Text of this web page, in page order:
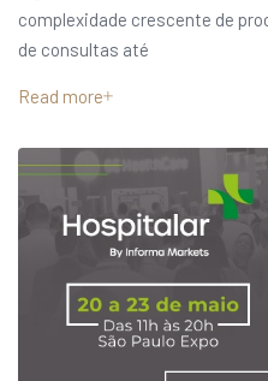
complexidade crescente de
de consultas até
Read more